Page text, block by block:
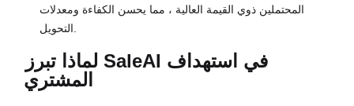
المحتملين ذوي القيمة العالية ، مما يحسن الكفاءة ومعدلات
التحويل.
لماذا تبرز SaleAI في استهداف
المشتري